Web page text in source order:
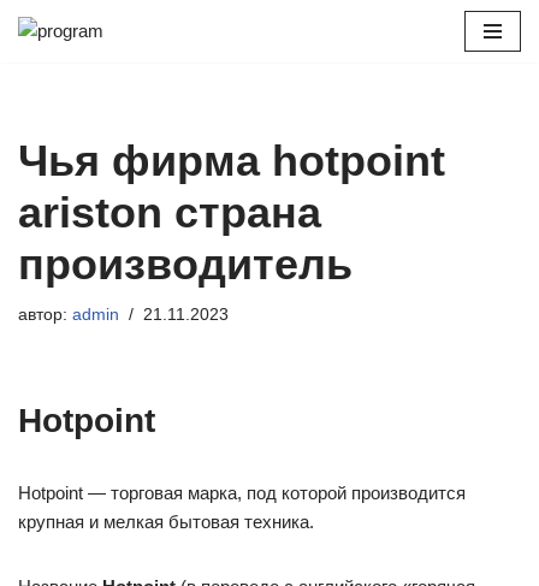
Чья фирма hotpoint
ariston страна
производитель
автор: admin 21.11.2023
Hotpoint
Hotpoint — торговая марка, под которой производится
крупная и мелкая бытовая техника.